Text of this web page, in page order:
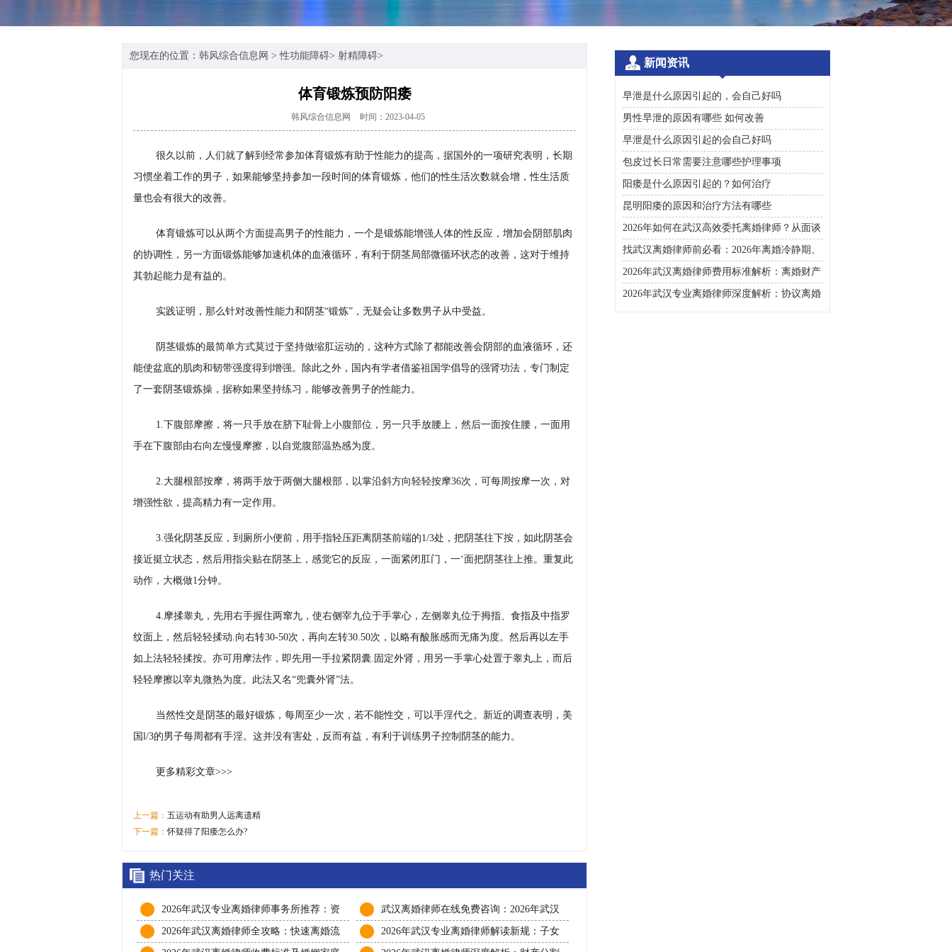
您现在的位置： 韩风综合信息网 >性功能障碍> 射精障碍>
体育锻炼预防阳痿
韩风综合信息网 时间：2023-04-05
很久以前，人们就了解到经常参加体育锻炼有助于性能力的提高，据国外的一项研究表明，长期
习惯坐着工作的男子，如果能够坚持参加一段时间的体育锻炼，他们的性生活次数就会增，性生活质
量也会有很大的改善。
体育锻炼可以从两个方面提高男子的性能力，一个是锻炼能增强人体的性反应，增加会阴部肌肉
的协调性，另一方面锻炼能够加速机体的血液循环，有利于阴茎局部微循环状态的改善，这对于维持
其勃起能力是有益的。
实践证明，那么针对改善性能力和阴茎“锻炼”，无疑会让多数男子从中受益。
阴茎锻炼的最简单方式莫过于坚持做缩肛运动的，这种方式除了都能改善会阴部的血液循环，还
能使盆底的肌肉和韧带强度得到增强。除此之外，国内有学者借鉴祖国学倡导的强肾功法，专门制定
了一套阴茎锻炼操，据称如果坚持练习，能够改善男子的性能力。
1.下腹部摩擦，将一只手放在脐下耻骨上小腹部位，另一只手放腰上，然后一面按住腰，一面用
手在下腹部由右向左慢慢摩擦，以自觉腹部温热感为度。
2.大腿根部按摩，将两手放于两侧大腿根部，以掌沿斜方向轻轻按摩36次，可每周按摩一次，对
增强性欲，提高精力有一定作用。
3.强化阴茎反应，到厕所小便前，用手指轻压距离阴茎前端的1/3处，把阴茎往下按，如此阴茎会
接近挺立状态，然后用指尖贴在阴茎上，感觉它的反应，一面紧闭肛门，一‘面把阴茎往上推。重复此
动作，大概做1分钟。
4.摩揉睾丸，先用右手握住两窜九，使右侧宰九位于手掌心，左侧睾丸位于拇指、食指及中指罗
纹面上，然后轻轻揉动.向右转30-50次，再向左转30.50次，以略有酸胀感而无痛为度。然后再以左手
如上法轻轻揉按。亦可用摩法作，即先用一手拉紧阴囊.固定外肾，用另一手掌心处置于睾丸上，而后
轻轻摩擦以宰丸微热为度。此法又名“兜囊外肾”法。
当然性交是阴茎的最好锻炼，每周至少一次，若不能性交，可以手淫代之。新近的调查表明，美
国l/3的男子每周都有手淫。这并没有害处，反而有益，有利于训练男子控制阴茎的能力。
更多精彩文章>>>
上一篇： 五运动有助男人远离遗精
下一篇：怀疑得了阳痿怎么办?
热门关注
2026年武汉专业离婚律师事务所推荐：资
深婚姻家事律师在线解答财产分割、子女
抚养权问题
武汉离婚律师在线免费咨询：2026年武汉
专业离婚律师事务所费用、协议离婚与诉
讼离婚流程怎么走
2026年武汉离婚律师全攻略：快速离婚流
程、财产分割与子女抚养权一次讲透
2026年武汉专业离婚律师解读新规：子女
抚养权财产分割如何争取最大权益保障
新闻资讯
早泄是什么原因引起的，会自己好吗
男性早泄的原因有哪些 如何改善
早泄是什么原因引起的会自己好吗
包皮过长日常需要注意哪些护理事项
阳痿是什么原因引起的？如何治疗
昆明阳痿的原因和治疗方法有哪些
2026年如何在武汉高效委托离婚律师？从面谈
咨询到判决执行的完整避雷手册
找武汉离婚律师前必看：2026年离婚冷静期、
彩礼返还及房产分割高频问题汇总
2026年武汉离婚律师费用标准解析：离婚财产
分割、债务处理及子女抚养指南
2026年武汉专业离婚律师深度解析：协议离婚